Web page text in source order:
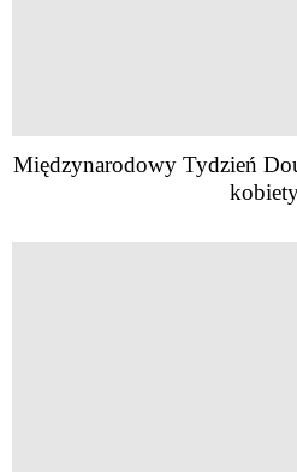
Międzynarodowy Tydzień